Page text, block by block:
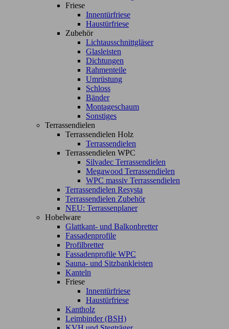
Friese
Innentürfriese
Haustürfriese
Zubehör
Lichtausschnittgläser
Glasleisten
Dichtungen
Rahmenteile
Umrüstung
Schloss
Bänder
Montageschaum
Sonstiges
Terrassendielen
Terrassendielen Holz
Terrassendielen
Terrassendielen WPC
Silvadec Terrassendielen
Megawood Terrassendielen
WPC massiv Terrassendielen
Terrassendielen Resysta
Terrassendielen Zubehör
NEU: Terrassenplaner
Hobelware
Glattkant- und Balkonbretter
Fassadenprofile
Profilbretter
Fassadenprofile WPC
Sauna- und Sitzbankleisten
Kanteln
Friese
Innentürfriese
Haustürfriese
Kantholz
Leimbinder (BSH)